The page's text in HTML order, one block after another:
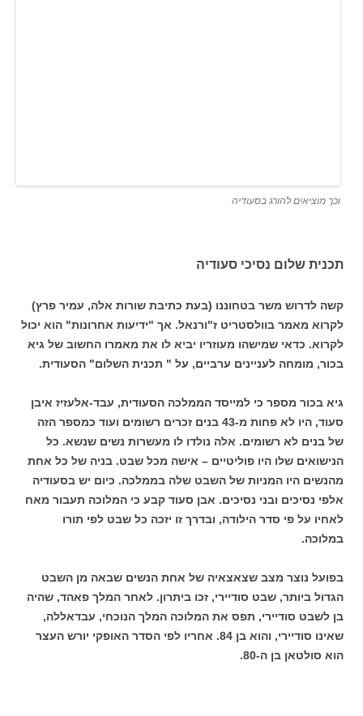
וכך מוציאים להורג בסעודיה
תכנית שלום נסיכי סעודיה
קשה לדרוש משר בטחוננו (בעת כתיבת שורות אלה, עמיר פרץ)
לקרוא מאמר בוולסטריט ז"ורנאל. אך "ידיעות אחרונות" הוא יכול
לקרוא. כדאי שמישהו מעוזריו יביא לו את מאמרו החשוב של גיא
בכור, מומחה לעניינים ערביים, על " תכנית השלום" הסעודית.
גיא בכור מספר כי למייסד הממלכה הסעודית, עבד-אלעזיז איבן
סעוד, היו לא פחות מ-43 בנים זכרים רשומים ועוד כמספר הזה
של בנים לא רשומים. אלה נולדו לו מעשרות נשים שנשא. כל
הנישואים שלו היו פוליטיים – אישה מכל שבט. בניה של כל אחת
מהנשים היו המניות של השבט שלה בממלכה. כיום יש בסעודיה
אלפי נסיכים ובני נסיכים. אבן סעוד קבע כי המלוכה תעבור מאח
לאחיו על פי סדר הילודה, ובדרך זו יזכה כל שבט לפי תורו
במלוכה.
בפועל נוצר מצב שצאצאיה של אחת הנשים שבאה מן השבט
הגדול ביותר, שבט סודיירי, זכו ביתרון. לאחר המלך פאהד, שהיה
בן לשבט סודיירי, תפס את המלוכה המלך הנוכחי, עבדאללה,
שאינו סודיירי, והוא בן 84. אחריו לפי הסדר האופקי יורש העצר
הוא סולטאן בן ה-80.